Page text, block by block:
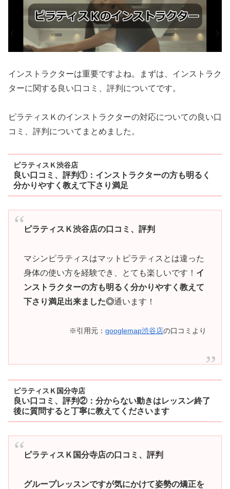
インストラクターは重要ですよね。まずは、インストラク
ターに関する良い口コミ、評判についてです。
ピラティスＫのインストラクターの対応についての良い口
コミ、評判についてまとめました。
ピラティスＫ渋谷店
良い口コミ、評判①：インストラクターの方も明るく
分かりやすく教えて下さり満足
ピラティスＫ渋谷店の口コミ、評判
マシンピラティスはマットピラティスとは違った
身体の使い方を経験でき、とても楽しいです！ イ
ンストラクターの方も明るく分かりやすく教えて
下さり満足出来ました◎通います！
※引用元：googlemap渋谷店の口コミより
ピラティスＫ国分寺店
良い口コミ、評判②：分からない動きはレッスン終了
後に質問すると丁寧に教えてくださいます
ピラティスＫ国分寺店の口コミ、評判
グループレッスンですが気にかけて姿勢の矯正を